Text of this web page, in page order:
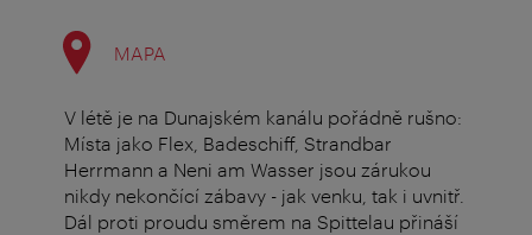
MAPA
V létě je na Dunajském kanálu pořádně rušno:
Místa jako Flex, Badeschiff, Strandbar
Herrmann a Neni am Wasser jsou zárukou
nikdy nekončící zábavy - jak venku, tak i uvnitř.
Dál proti proudu směrem na Spittelau přináší